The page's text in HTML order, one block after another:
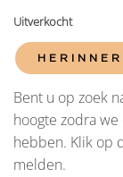
Uitverkocht
Bent u op zoek
hoogte zodra
hebben. Klik op
melden.